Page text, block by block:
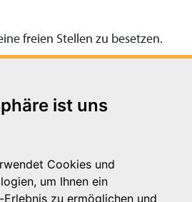
ist uns
Cookies und
um Ihnen ein
zu ermöglichen und
freien Stellen zu besetzen.